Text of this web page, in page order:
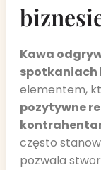
Kawa
spotkaniach
elementem,
pozytywne
często
pozwala